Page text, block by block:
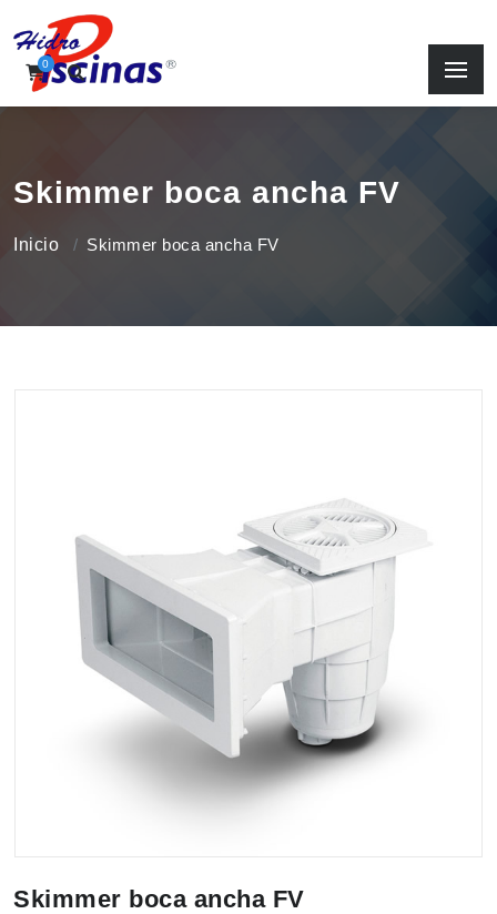
0
Skimmer boca ancha FV
Inicio Skimmer boca ancha FV
Skimmer boca ancha FV